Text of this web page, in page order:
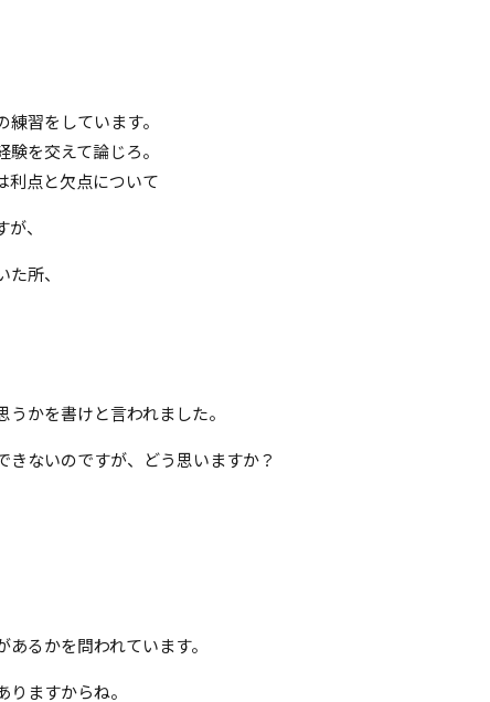
習をしています。
を交えて論じろ。
利点と欠点について
、
所、
かを書けと言われました。
きないのですが、どう思いますか？
るかを問われています。
ますからね。